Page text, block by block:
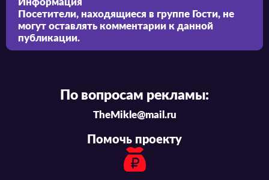
Информация
Посетители, находящиеся в группе Гости, не
могут оставлять комментарии к данной
публикации.
По вопросам рекламы:
TheMikle@mail.ru
Помочь проекту